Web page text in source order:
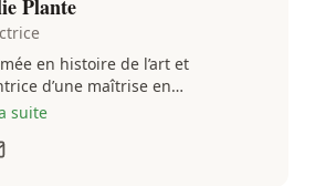
Plante
en histoire de l’art et
d’une maîtrise en
Émilie gravite dans
depuis près de deux
suite